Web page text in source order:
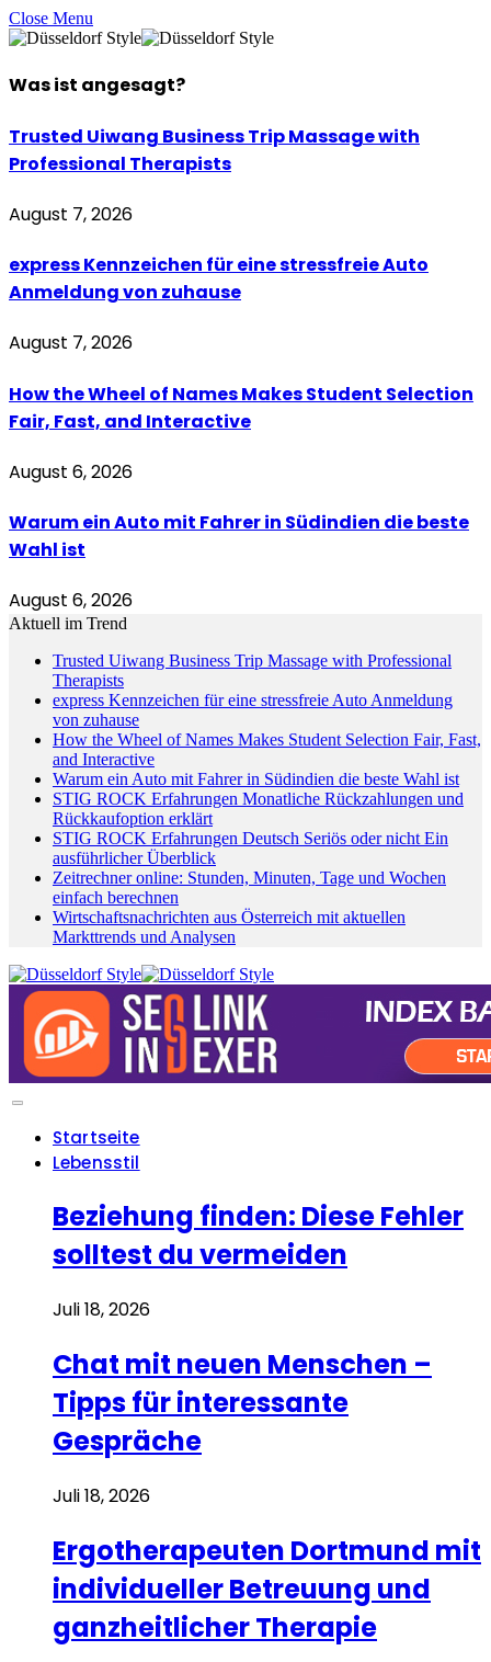
Close Menu
Was ist angesagt?
Trusted Uiwang Business Trip Massage with
Professional Therapists
August 7, 2026
express Kennzeichen für eine stressfreie Auto
Anmeldung von zuhause
August 7, 2026
How the Wheel of Names Makes Student Selection
Fair, Fast, and Interactive
August 6, 2026
Warum ein Auto mit Fahrer in Südindien die beste
Wahl ist
August 6, 2026
Aktuell im Trend
Trusted Uiwang Business Trip Massage with Professional
Therapists
express Kennzeichen für eine stressfreie Auto Anmeldung
von zuhause
How the Wheel of Names Makes Student Selection Fair, Fast,
and Interactive
Warum ein Auto mit Fahrer in Südindien die beste Wahl ist
STIG ROCK Erfahrungen Monatliche Rückzahlungen und
Rückkaufoption erklärt
STIG ROCK Erfahrungen Deutsch Seriös oder nicht Ein
ausführlicher Überblick
Zeitrechner online: Stunden, Minuten, Tage und Wochen
einfach berechnen
Wirtschaftsnachrichten aus Österreich mit aktuellen
Markttrends und Analysen
Startseite
Lebensstil
Beziehung finden: Diese Fehler
solltest du vermeiden
Juli 18, 2026
Chat mit neuen Menschen –
Tipps für interessante
Gespräche
Juli 18, 2026
Ergotherapeuten Dortmund mit
individueller Betreuung und
ganzheitlicher Therapie